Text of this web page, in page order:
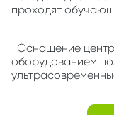
проходят
Оснащение
оборудованием